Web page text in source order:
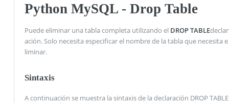
Python MySQL - Drop Table
Puede eliminar una tabla completa utilizando el DROP TABLEdeclar
ación. Solo necesita especificar el nombre de la tabla que necesita e
liminar.
Sintaxis
A continuación se muestra la sintaxis de la declaración DROP TABLE